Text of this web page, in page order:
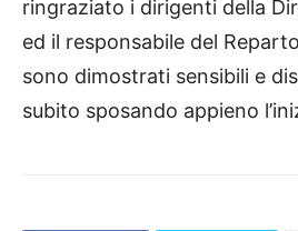
ringraziato i dirigenti della
ed il responsabile del
sono dimostrati sensibili e
subito sposando appieno